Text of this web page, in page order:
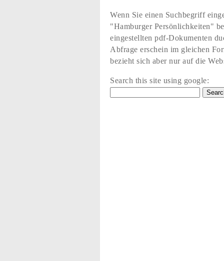
Wenn Sie einen Suchbegriff
"Hamburger Persönlichkeiten"
eingestellten pdf-Dokumenten
Abfrage erschein im gleichen
bezieht sich aber nur auf die
Search this site using google: